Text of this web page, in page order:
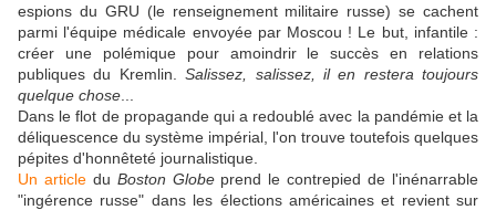
espions du GRU (le renseignement militaire russe) se cachent
parmi l'équipe médicale envoyée par Moscou ! Le but, infantile :
créer une polémique pour amoindrir le succès en relations
publiques du Kremlin.Salissez, salissez, il en restera toujours
quelque chose
Dans le flot de propagande qui a redoublé avec la pandémie et la
déliquescence du système impérial, l'on trouve toutefois quelques
pépites d'honnêteté journalistique.
Un articledu Boston Globeprend le contrepied de l'inénarrable
"ingérence russe" dans les élections américaines et revient sur